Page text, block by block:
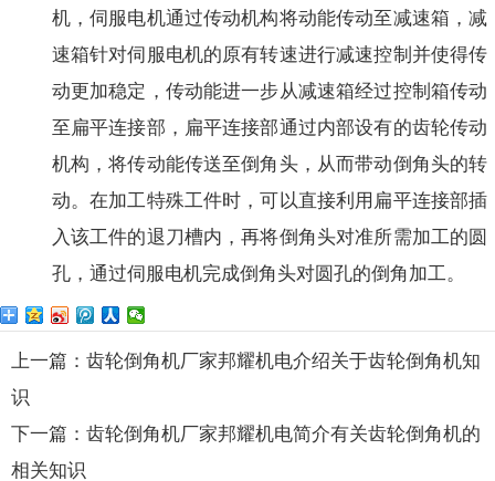
机，伺服电机通过传动机构将动能传动至减速箱，减
速箱针对伺服电机的原有转速进行减速控制并使得传
动更加稳定，传动能进一步从减速箱经过控制箱传动
至扁平连接部，扁平连接部通过内部设有的齿轮传动
机构，将传动能传送至倒角头，从而带动倒角头的转
动。在加工特殊工件时，可以直接利用扁平连接部插
入该工件的退刀槽内，再将倒角头对准所需加工的圆
孔，通过伺服电机完成倒角头对圆孔的倒角加工。
上一篇：齿轮倒角机厂家邦耀机电介绍关于齿轮倒角机知
识
下一篇：齿轮倒角机厂家邦耀机电简介有关齿轮倒角机的
相关知识